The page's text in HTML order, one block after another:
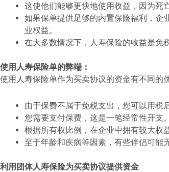
这使他们能够更快地使用收益，因为死
如果保单提供足够的内置保险福利，企
业权益。
在大多数情况下，人寿保险的收益是免
使用人寿保险单的弊端：
使用人寿保险单作为买卖协议的资金有不同的
由于保费不属于免税支出，您可以用税
您需要支付保费，这是一笔经常性开支。
根据所有权比例，在企业中拥有较大权
至于年龄和疾病等因素，有些伴侣可能
利用团体人寿保险为买卖协议提供资金